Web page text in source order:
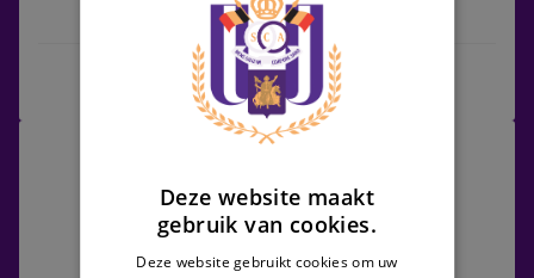
Wedstrijdcentrum
Deze website maakt
gebruik van cookies.
Deze website gebruikt cookies om uw